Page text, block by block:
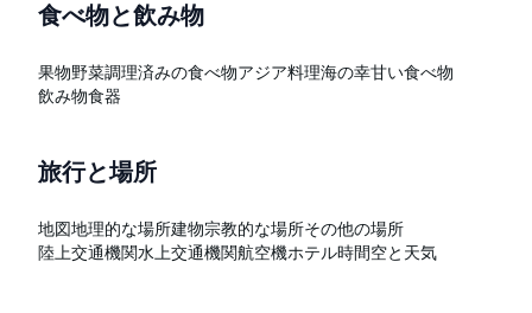
食べ物と飲み物
果物野菜調理済みの食べ物アジア料理海の幸甘い食べ物
飲み物食器
旅行と場所
地図地理的な場所建物宗教的な場所その他の場所
陸上交通機関水上交通機関航空機ホテル時間空と天気